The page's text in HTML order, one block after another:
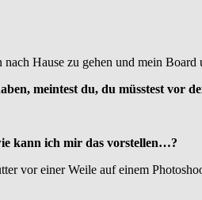
Hause zu gehen und mein Board
meintest du, du müsstest vor
kann ich mir das vorstellen…?
vor einer Weile auf einem